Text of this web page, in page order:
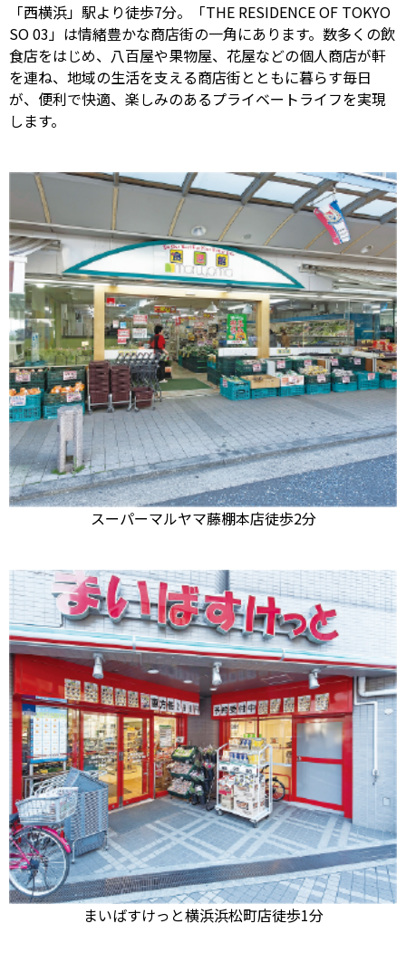
「西横浜」駅より徒歩7分。「THE RESIDENCE OF TOKYO
SO 03」は情緒豊かな商店街の一角にあります。数多くの飲
食店をはじめ、八百屋や果物屋、花屋などの個人商店が軒
を連ね、地域の生活を支える商店街とともに暮らす毎日
が、便利で快適、楽しみのあるプライベートライフを実現
します。
スーパーマルヤマ藤棚本店徒歩2分
まいばすけっと横浜浜松町店徒歩1分